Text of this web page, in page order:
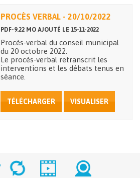
PROCÈS VERBAL - 20/10/2022
PDF-9.22 MO AJOUTÉ LE 15-11-2022
Procès-verbal du conseil municipal
du 20 octobre 2022.
Le procès-verbal retranscrit les
interventions et les débats tenus en
séance.
TÉLÉCHARGER VISUALISER